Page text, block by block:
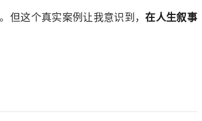
但这个真实案例让我意识到，在人生叙事